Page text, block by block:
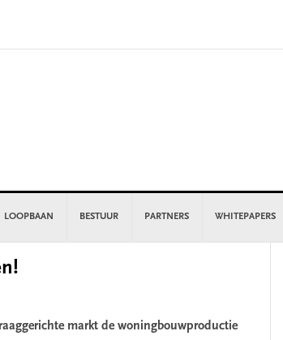
LOOPBAAN BESTUUR PARTNERS WHITEPAPERS
markt de woningbouwproductie